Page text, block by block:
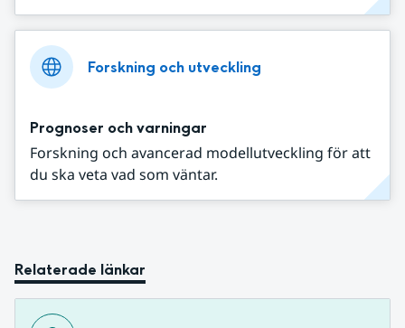
Forskning och utveckling
Prognoser och varningar
Forskning och avancerad modellutveckling för att
du ska veta vad som väntar.
Relaterade länkar